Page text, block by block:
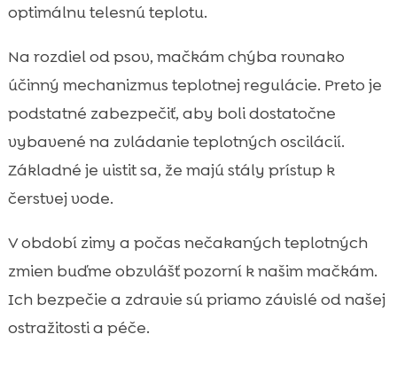
optimálnu telesnú teplotu.
Na rozdiel od psov, mačkám chýba rovnako
účinný mechanizmus teplotnej regulácie. Preto je
podstatné zabezpečiť, aby boli dostatočne
vybavené na zvládanie teplotných oscilácií.
Základné je uistit sa, že majú stály prístup k
čerstvej vode.
V období zimy a počas nečakaných teplotných
zmien buďme obzvlášť pozorní k našim mačkám.
Ich bezpečie a zdravie sú priamo závislé od našej
ostražitosti a péče.